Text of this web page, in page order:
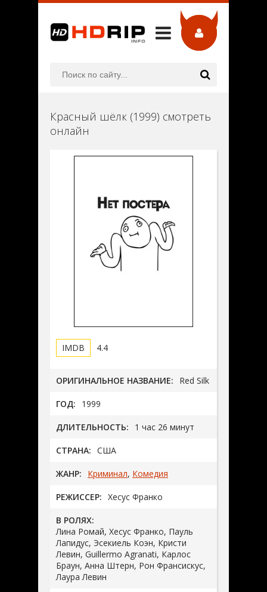
Красный шёлк (1999) смотреть
онлайн
4.4
ОРИГИНАЛЬНОЕ НАЗВАНИЕ: Red Silk
ГОД: 1999
ДЛИТЕЛЬНОСТЬ: 1 час 26 минут
СТРАНА: США
ЖАНР: Криминал, Комедия
РЕЖИССЕР: Хесус Франко
В РОЛЯХ:
Лина Ромай, Хесус Франко, Пауль
Лапидус, Эсекиель Коэн, Кристи
Левин, Guillermo Agranati, Карлос
Браун, Анна Штерн, Рон Франсискус,
Лаура Левин